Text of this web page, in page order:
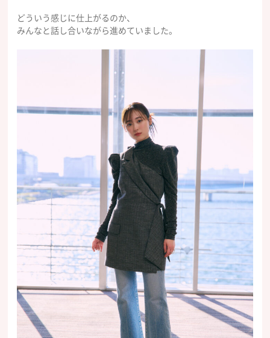
どういう感じに仕上がるのか、
みんなと話し合いながら進めていました。